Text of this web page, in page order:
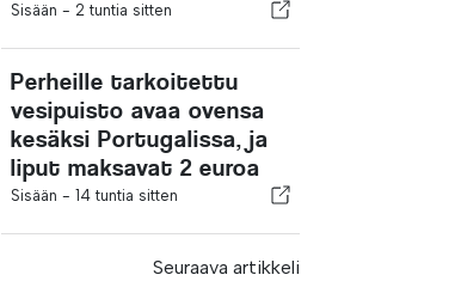
Sisään - 2 tuntia sitten
Perheille tarkoitettu
vesipuisto avaa ovensa
kesäksi Portugalissa, ja
liput maksavat 2 euroa
Sisään - 14 tuntia sitten
Seuraava artikkeli